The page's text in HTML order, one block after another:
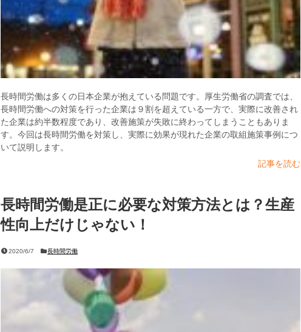
長時間労働は多くの日本企業が抱えている問題です。厚生労働省の調査では、
長時間労働への対策を行った企業は９割を超えている一方で、実際に改善され
た企業は約半数程度であり、改善施策が失敗に終わってしまうこともありま
す。今回は長時間労働を対策し、実際に効果が現れた企業の取組施策事例につ
いて説明します。
記事を読む
長時間労働是正に必要な対策方法とは？生産
性向上だけじゃない！
2020/6/7 長時間労働